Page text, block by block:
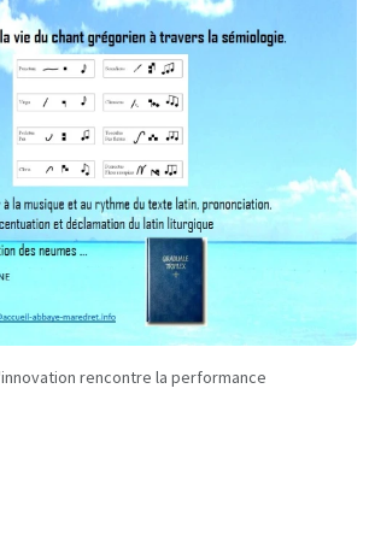
rencontre la performance